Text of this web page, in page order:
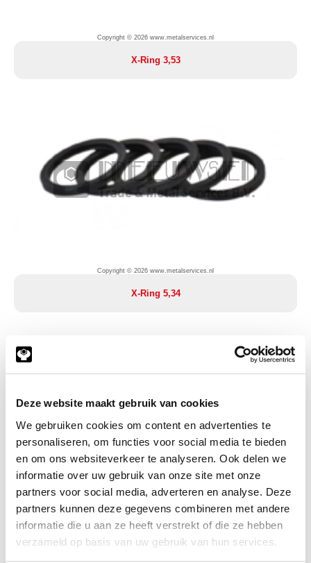
Deze website maakt gebruik van cookies
We gebruiken cookies om content en advertenties te
personaliseren, om functies voor social media te bieden
en om ons websiteverkeer te analyseren. Ook delen we
informatie over uw gebruik van onze site met onze
partners voor social media, adverteren en analyse. Deze
partners kunnen deze gegevens combineren met andere
informatie die u aan ze heeft verstrekt of die ze hebben
verzameld op basis van uw gebruik van hun services.
Copyright © 2026 www.metalservices.nl
X-Ring 3,53
Copyright © 2026 www.metalservices.nl
X-Ring 5,34
X-Ring 6,99